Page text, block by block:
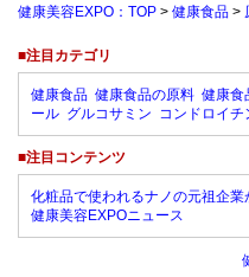
健康美容EXPO：TOP > 健康食品 >
■注目カテゴリ
健康食品 健康食品の原料 健康食
ール グルコサミン コンドロイチ
■注目コンテンツ
化粧品で使われるナノの元祖企
健康美容EXPOニュース